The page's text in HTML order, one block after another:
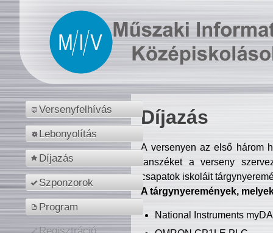
Versenyfelhívás
Lebonyolítás
Díjazás
Szponzorok
Program
Díjazás
A versenyen az első három
tanszéket a verseny
csapatok iskoláit
A tárgynyeremények,
National Instruments